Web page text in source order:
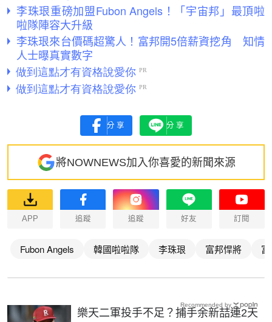
李珠珢重磅加盟Fubon Angels！「宇宙邦」最頂啦
啦隊陣容大升級
李珠珢來台價碼超驚人！富邦開5倍薪資挖角 知情
人士曝真實數字
分享 分享
將NOWNEWS加入你喜愛的新聞來源
APP 追蹤 追蹤 好友 訂閱
Fubon Angels 韓國啦啦隊 李珠珢 富邦悍將
樂天二軍投手不足？捕手余新喆連2天
Recommended by